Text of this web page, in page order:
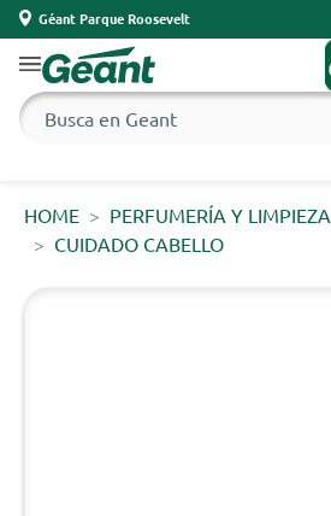
Géant Parque Roosevelt
HOME PERFUMERÍA Y LIMPIEZA
CUIDADO CABELLO